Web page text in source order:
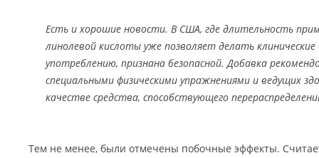
Есть и хорошие новости. В США, где длительность
линолевой кислоты уже позволяет делать
употреблению, признана безопасной. Добавка
специальными физическими упражнениями и ведущих
качестве средства, способствующего
Тем не менее, были отмечены побочные эффекты.